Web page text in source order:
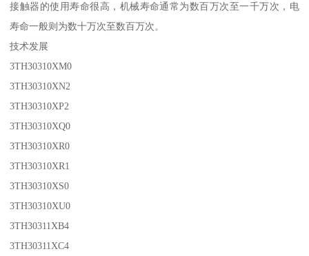
接触器的使用寿命很高，机械寿命通常为数百万次至一千万次，电
寿命一般则为数十万次至数百万次。
技术发展
3TH30310XM0
3TH30310XN2
3TH30310XP2
3TH30310XQ0
3TH30310XR0
3TH30310XR1
3TH30310XS0
3TH30310XU0
3TH30311XB4
3TH30311XC4